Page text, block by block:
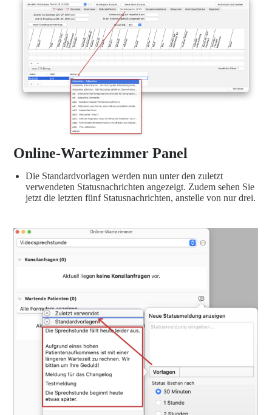
Online-Wartezimmer Panel
Die Standardvorlagen werden nun unter den zuletzt
verwendeten Statusnachrichten angezeigt. Zudem sehen Sie
jetzt die letzten fünf Statusnachrichten, anstelle von nur drei.